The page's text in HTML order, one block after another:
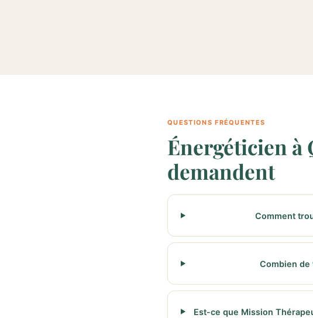
QUESTIONS FRÉQUENTES
Énergéticien à
demandent
Comment
Combien de
Est-ce que Mission